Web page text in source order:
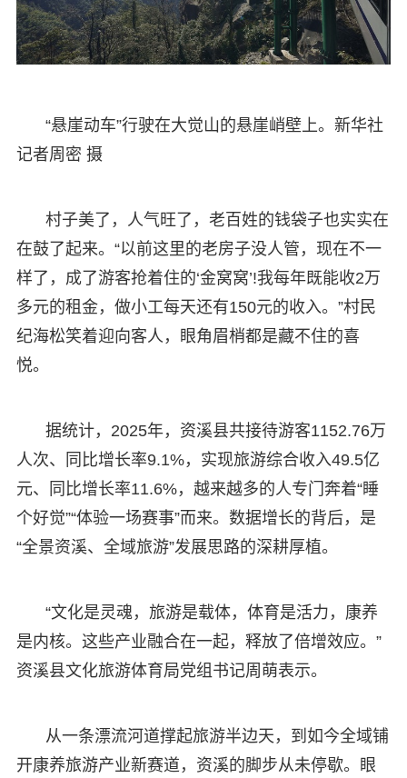
“悬崖动车”行驶在大觉山的悬崖峭壁上。新华社
记者周密 摄
村子美了，人气旺了，老百姓的钱袋子也实实在
在鼓了起来。“以前这里的老房子没人管，现在不一
样了，成了游客抢着住的‘金窝窝’!我每年既能收2万
多元的租金，做小工每天还有150元的收入。”村民
纪海松笑着迎向客人，眼角眉梢都是藏不住的喜
悦。
据统计，2025年，资溪县共接待游客1152.76万
人次、同比增长率9.1%，实现旅游综合收入49.5亿
元、同比增长率11.6%，越来越多的人专门奔着“睡
个好觉”“体验一场赛事”而来。数据增长的背后，是
“全景资溪、全域旅游”发展思路的深耕厚植。
“文化是灵魂，旅游是载体，体育是活力，康养
是内核。这些产业融合在一起，释放了倍增效应。”
资溪县文化旅游体育局党组书记周萌表示。
从一条漂流河道撑起旅游半边天，到如今全域铺
开康养旅游产业新赛道，资溪的脚步从未停歇。眼